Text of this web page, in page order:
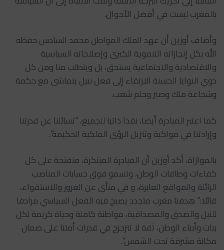
بالمغرب ليست في أفضل الأحوال.
وأضاف أوزين أن عهد الملك المواطن محمد السادس حفظه
الله بكل إنجازاته التنموية الكبرى وإصلاحاته السياسية
والاقتصادية والاجتماعية يستحق، بل ويتطلب منا ومن كل
ذوي النوايا الحسنة الارتقاء إلى فعل نبيل يتماشى مع حكمة
وشجاعة ملك وصبر وحلم شعب.
كما اعتبر المبادرة أيضا، نقدا ذاتيا للجميع، “تسائلنا عن قدرتنا
وإرادتنا في مواكبة وتنزيل الرؤى الملكية الحكيمة”.
بالموازاة، أكد أوزين أن المبادرة المبتكرة، منفتحة على كل
كفاءات وطاقات الوطن، وتسمو فوق حسابات المناصب
الزائلة والمواقع العابرة، و في منأى عن الغرور والاستقواء،
قائلا:” هدفنا مغرب متجدد يصبح فيه الفعل السياسي مرادفا
للنبل والصدق والمصداقية، مواطنة كاملة وحياة كريمة لكل
بنات وأبناء الوطن، ثقة لا تتزحزح في قدرات أمتنا على ضمان
مكانة مشرقة تحت الشمس”.